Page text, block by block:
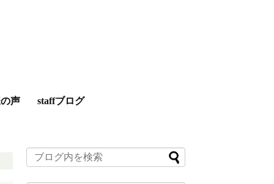
声 staffブログ